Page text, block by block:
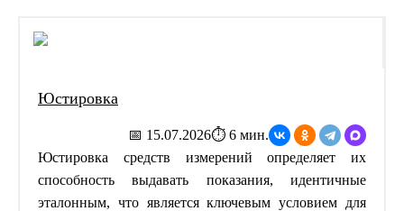
Юстировка
📅 15.07.2026⏱ 6 мин.
Юстировка средств измерений определяет их
способность выдавать показания, идентичные
эталонным, что является ключевым условием для